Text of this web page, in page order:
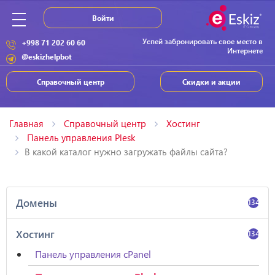
Успей забронировать свое место в
Интернете
+998 71 202 60 60
@eskizhelpbot
Скидки и акции
Справочный центр
Войти
Главная Справочный центр
Хостинг
Панель управления Plesk
В какой каталог нужно загружать файлы сайта?
Домены 134
Хостинг 134
Панель управления cPanel